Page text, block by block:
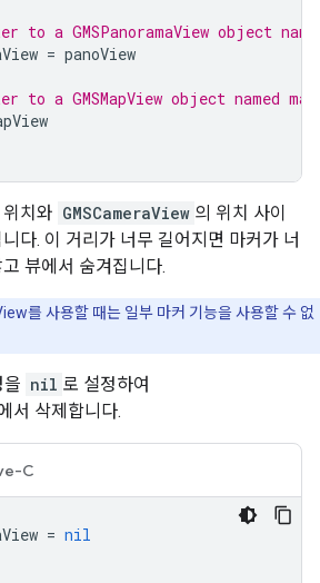
to a GMSPanoramaView object
= panoView
to a GMSMapView object named
치와 GMSCameraView 의 위치 사이
다. 이 거리가 너무 길어지면 마커가 너
뷰에서 숨겨집니다.
를 사용할 때는 일부 마커 기능을 사용할 수 없
을 nil 로 설정하여
서 삭제합니다.
C
= nil